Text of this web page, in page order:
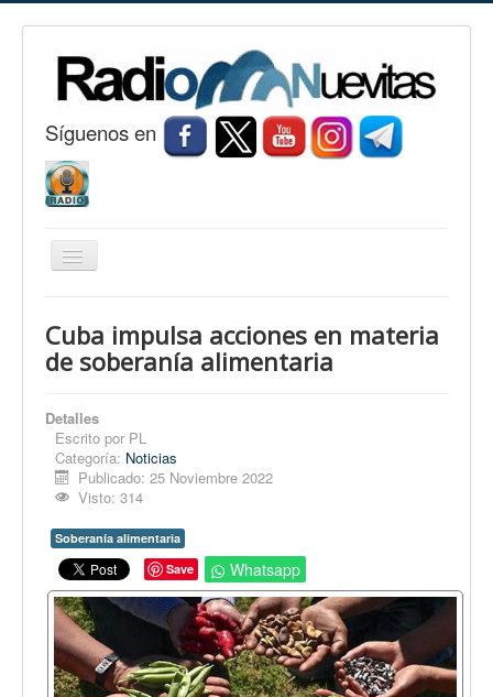
Síguenos en
Cambiar
Nuevitas
Conozca Nuevitas
Fotorreportaje
Opinión
En audio
Medio Ambiente
Ciencia, tecnología y curiosidades
Francés
Inglés
Cuba impulsa acciones en materia
de soberanía alimentaria
Detalles
Escrito por PL
Categoría: Noticias
Publicado: 25 Noviembre 2022
Visto: 314
Soberanía alimentaria
Save
Whatsapp